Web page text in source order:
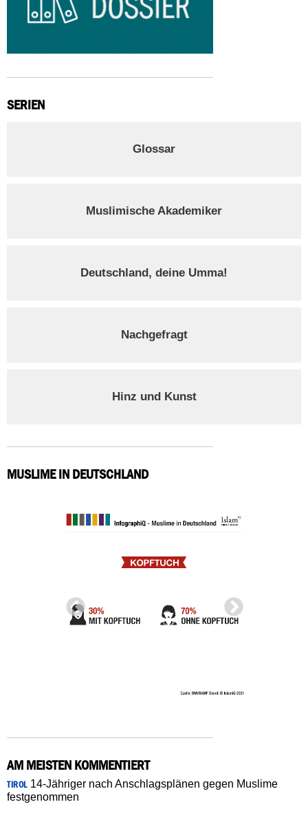
SERIEN
Glossar
Muslimische Akademiker
Deutschland, deine Umma!
Nachgefragt
Hinz und Kunst
MUSLIME IN DEUTSCHLAND
AM MEISTEN KOMMENTIERT
TIROL14-Jähriger nach Anschlagsplänen gegen Muslime
festgenommen